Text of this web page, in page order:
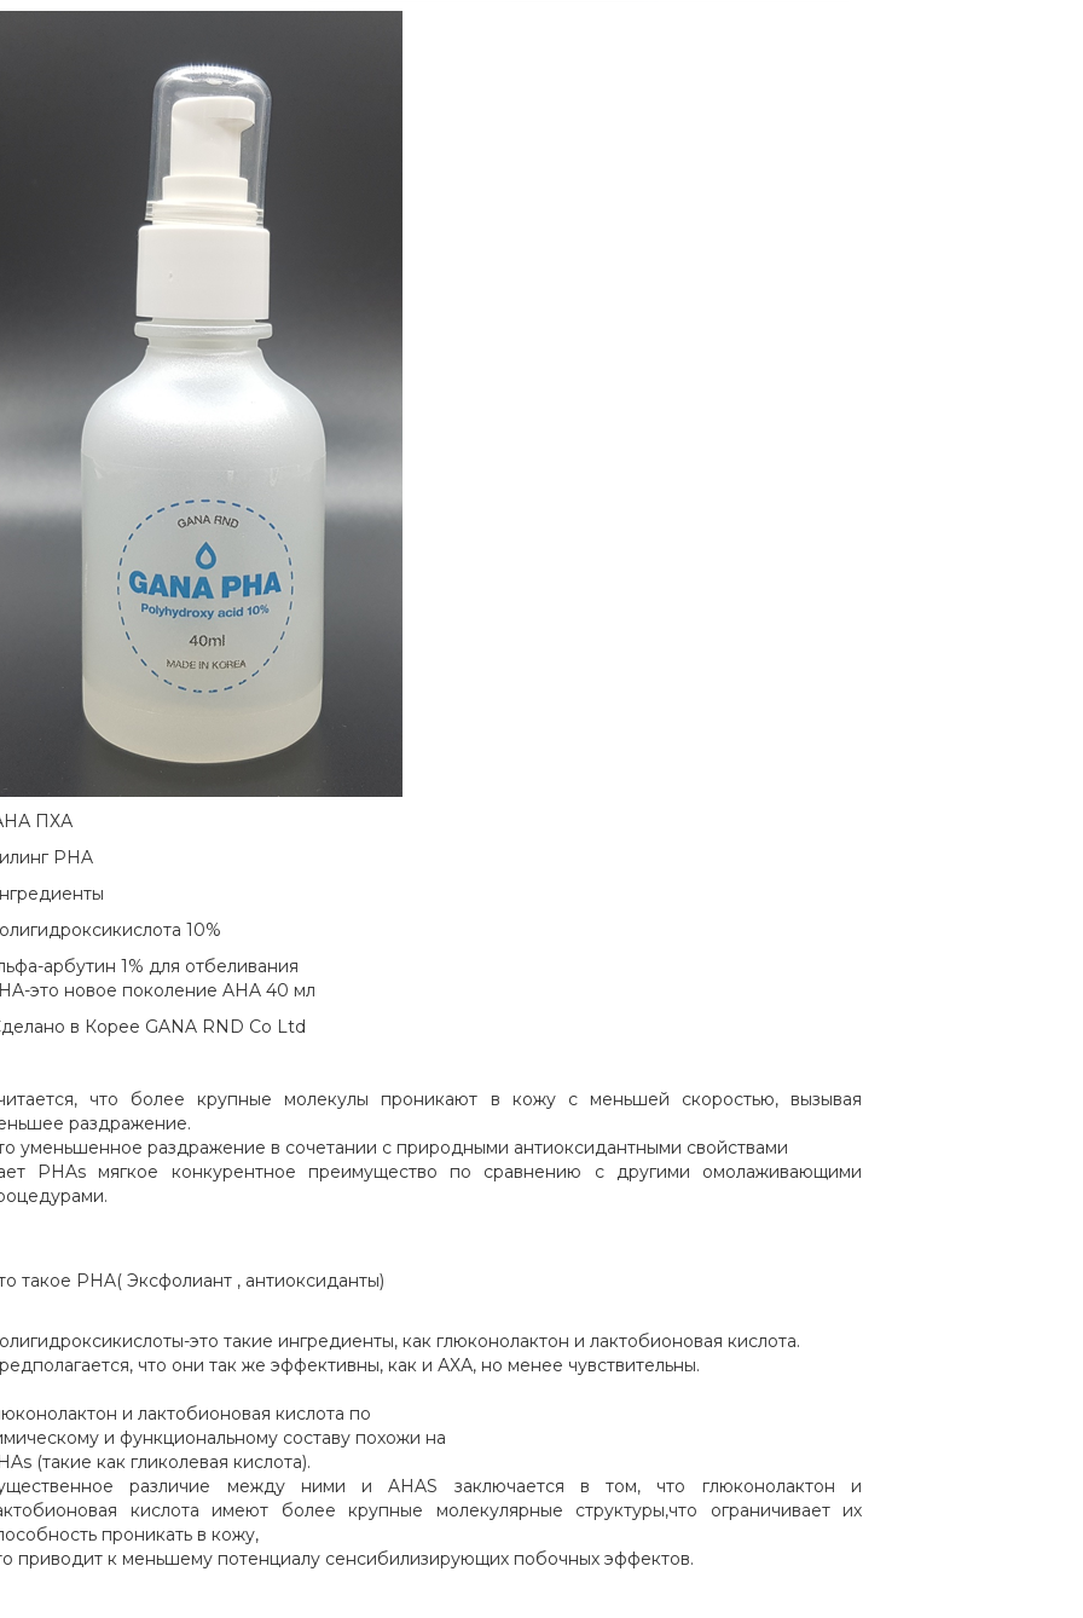
ПХА
PHA
10%
арбутин 1% для отбеливания
это новое поколение AHA 40 мл
в Корее GANA RND Co Ltd
что более крупные молекулы проникают в кожу с меньшей скоростью, вызывая
раздражение.
уменьшенное раздражение в сочетании с природными антиоксидантными свойствами
PHAs мягкое конкурентное преимущество по сравнению с другими омолаживающими
такое PHA( Эксфолиант , антиоксиданты)
это такие ингредиенты, как глюконолактон и лактобионовая кислота.
что они так же эффективны, как и АХА, но менее чувствительны.
и лактобионовая кислота по
и функциональному составу похожи на
(такие как гликолевая кислота).
различие между ними и AHAS заключается в том, что глюконолактон и
кислота имеют более крупные молекулярные структуры,что ограничивает их
проникать в кожу,
приводит к меньшему потенциалу сенсибилизирующих побочных эффектов.